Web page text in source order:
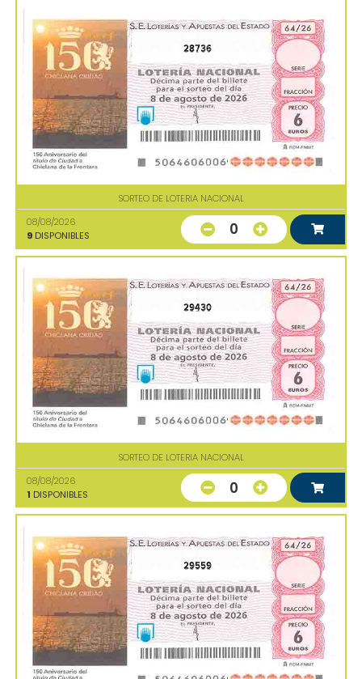
28736
SORTEO DE LOTERIA NACIONAL
08/08/2026
9 DISPONIBLES 0
29430
SORTEO DE LOTERIA NACIONAL
08/08/2026
1 DISPONIBLES 0
29559